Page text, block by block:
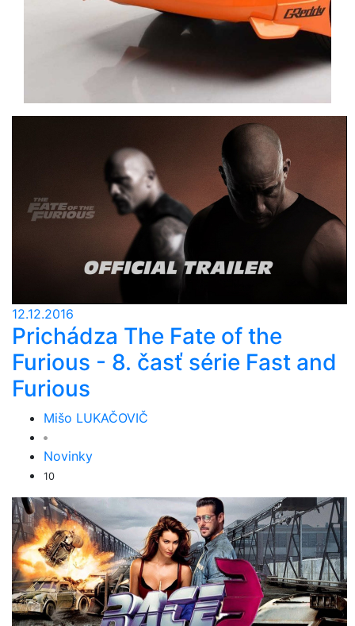
12.12.2016
Prichádza The Fate of the
Furious - 8. časť série Fast and
Furious
Mišo LUKAČOVIČ
Novinky
10